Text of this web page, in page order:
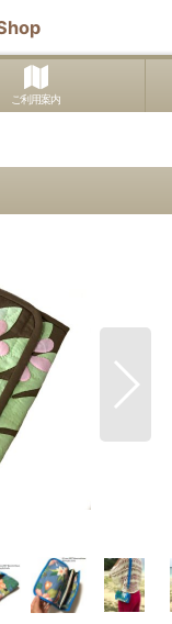
ご利用案内